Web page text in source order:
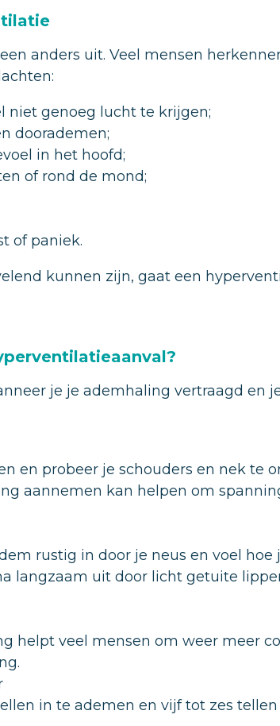
anders uit. Veel mensen
niet genoeg lucht te krijgen;
doorademen;
in het hoofd;
of rond de mond;
of paniek.
kunnen zijn, gaat een
je je ademhaling vertraagd en
en probeer je schouders en nek te
aannemen kan helpen om
rustig in door je neus en voel hoe
langzaam uit door licht getuite
helpt veel mensen om weer meer
in te ademen en vijf tot zes